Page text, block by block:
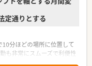
定通りとする
分ほどの場所に位置して
も非常にスムーズで利便性